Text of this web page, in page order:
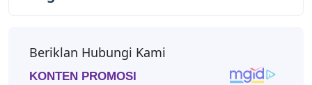
Beriklan Hubungi Kami